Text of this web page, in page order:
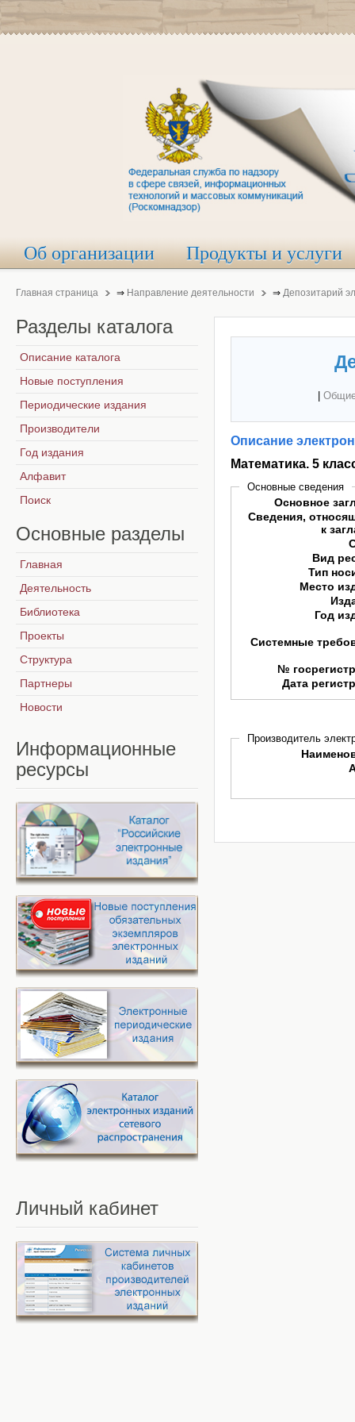
Об организации Продукты и услуги
Главная страница ⇒ Направление деятельности ⇒ Депозитарий
Описание
Математика. 5
Основные сведения
Основное
Сведения,
к
Вид
Тип
Место
Год
Системные
№
Дата
Производитель
Разделы каталога
Описание каталога
Новые поступления
Периодические издания
Производители
Год издания
Алфавит
Поиск
Основные разделы
Главная
Деятельность
Библиотека
Проекты
Структура
Партнеры
Новости
Информационные
ресурсы
Личный кабинет